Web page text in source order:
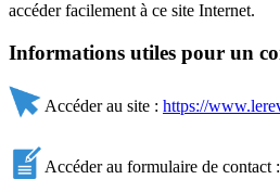
accéder facilement à ce site Internet.
Informations utiles pour un
Accéder au site : https://
Accéder au formulaire de contact :